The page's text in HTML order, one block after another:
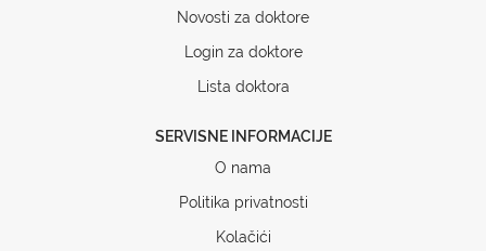
Novosti za doktore
Login za doktore
Lista doktora
SERVISNE INFORMACIJE
O nama
Politika privatnosti
Kolačići